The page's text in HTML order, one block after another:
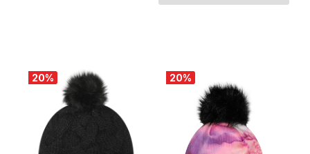
20% 20%